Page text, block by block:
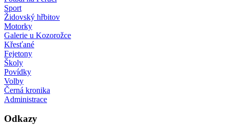
Sport
Židovský hřbitov
Motorky
Galerie u Kozorožce
Křesťané
Fejetony
Školy
Povídky
Volby
Černá kronika
Administrace
Odkazy